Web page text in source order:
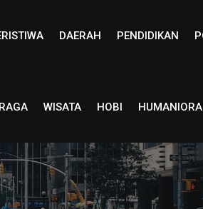
DAERAH PENDIDIKAN
WISATA HOBI